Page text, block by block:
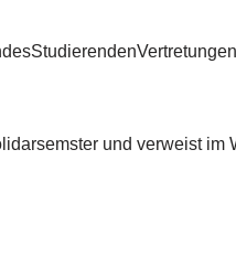
und verweist im